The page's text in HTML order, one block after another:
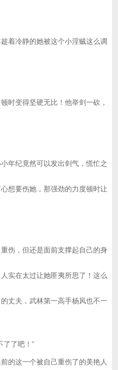
冷静的她被这个小淫贼这么调
变得坚硬无比！他举剑一砍，
纪竟然可以发出剑气，慌忙之
想要伤她，那强劲的力度顿时让
，但还是面前支撑起自己的身
实在太过让她匪夷所思了！这么
丈夫，武林第一高手杨风也不一
了吧！”
这一个被自己重伤了的美艳人